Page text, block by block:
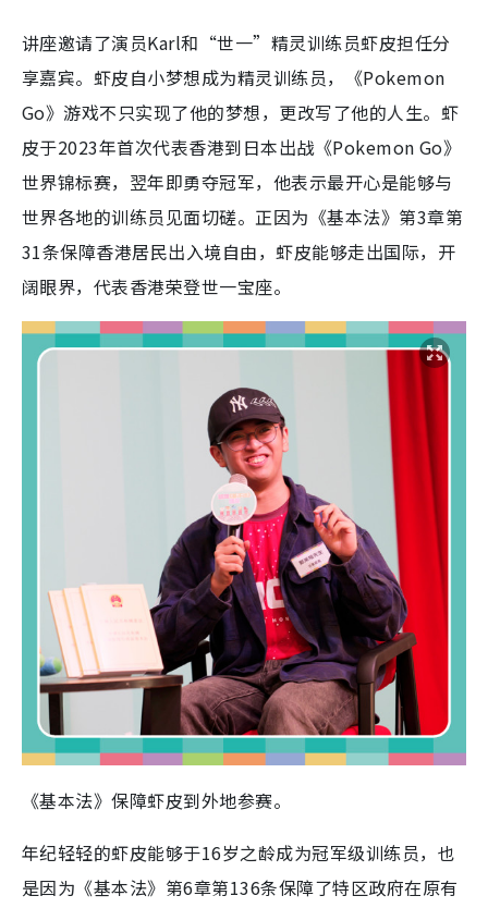
讲座邀请了演员Karl和“世一”精灵训练员虾皮担任分
享嘉宾。虾皮自小梦想成为精灵训练员，《Pokemon
Go》游戏不只实现了他的梦想，更改写了他的人生。虾
皮于2023年首次代表香港到日本出战《Pokemon Go》
世界锦标赛，翌年即勇夺冠军，他表示最开心是能够与
世界各地的训练员见面切磋。正因为《基本法》第3章第
31条保障香港居民出入境自由，虾皮能够走出国际，开
阔眼界，代表香港荣登世一宝座。
《基本法》保障虾皮到外地参赛。
年纪轻轻的虾皮能够于16岁之龄成为冠军级训练员，也
是因为《基本法》第6章第136条保障了特区政府在原有